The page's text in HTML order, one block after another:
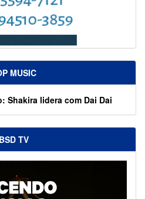
MUSIC
Shakira lidera com Dai Dai
BSD TV